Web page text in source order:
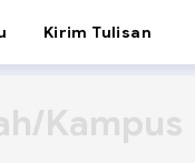
Kirim Tulisan
Kampus